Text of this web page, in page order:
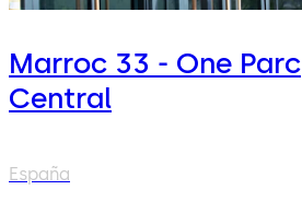
Marroc 33 - One Parc
Central
España